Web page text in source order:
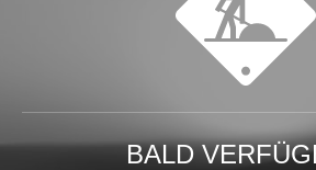
BALD